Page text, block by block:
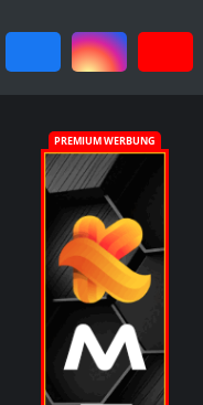
PREMIUM WERBUNG